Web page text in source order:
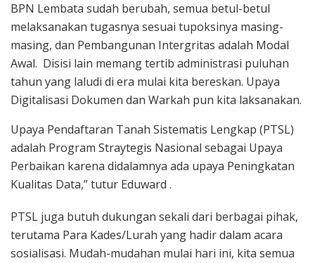
BPN Lembata sudah berubah, semua betul-betul
melaksanakan tugasnya sesuai tupoksinya masing-
masing, dan Pembangunan Intergritas adalah Modal
Awal. Disisi lain memang tertib administrasi puluhan
tahun yang laludi di era mulai kita bereskan. Upaya
Digitalisasi Dokumen dan Warkah pun kita laksanakan.
Upaya Pendaftaran Tanah Sistematis Lengkap (PTSL)
adalah Program Straytegis Nasional sebagai Upaya
Perbaikan karena didalamnya ada upaya Peningkatan
Kualitas Data,” tutur Eduward .
PTSL juga butuh dukungan sekali dari berbagai pihak,
terutama Para Kades/Lurah yang hadir dalam acara
sosialisasi. Mudah-mudahan mulai hari ini, kita semua